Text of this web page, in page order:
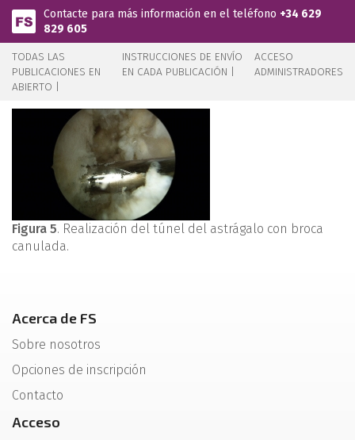
Pasar al contenido principal
Contacte para más información en el teléfono +34 629
829 605
TODAS LAS
PUBLICACIONES EN
ABIERTO |
INSTRUCCIONES DE ENVÍO
EN CADA PUBLICACIÓN |
ACCESO
ADMINISTRADORES
Figura 5. Realización del túnel del astrágalo con broca
canulada.
Acerca de FS
Sobre nosotros
Opciones de inscripción
Contacto
Acceso